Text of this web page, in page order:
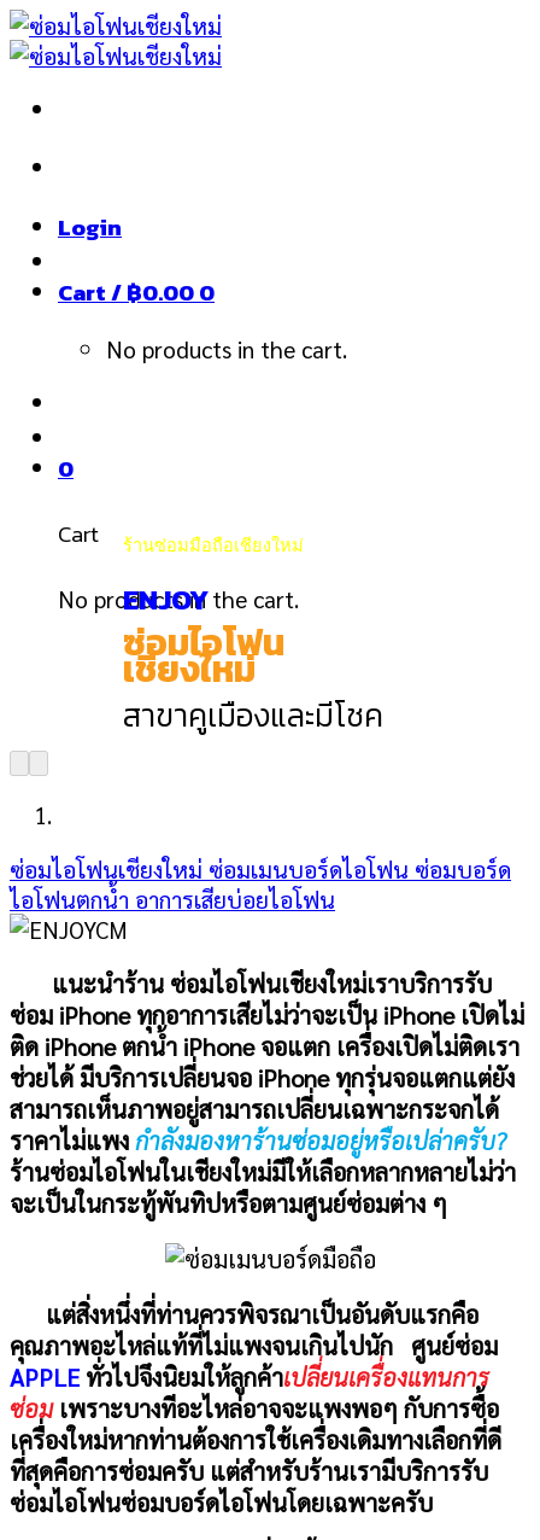
Skip
to
Login
Cart /฿0.000
No products in the cart.
0
Cart
No products in the cart.
ร้านซ่อมมือถือเชียงใหม่
ENJOY
ซ่อมไอโฟน
เชียงใหม่
สาขาคูเมืองและมีโชค
ซ่อมไอโฟนเชียงใหม่ ซ่อมเมนบอร์ดไอโฟน ซ่อมบอร์ด
ไอโฟนตกน้ำ อาการเสียบ่อยไอโฟน
แนะนำร้าน ซ่อมไอโฟนเชียงใหม่เราบริการรับ
ซ่อม iPhoneทุกอาการเสียไม่ว่าจะเป็น iPhone เปิดไม่
ติด iPhoneตกน้ำ iPhoneจอแตก เครื่องเปิดไม่ติดเรา
ช่วยได้ มีบริการเปลี่ยนจอ iPhoneทุกรุ่นจอแตกแต่ยัง
สามารถเห็นภาพอยู่สามารถเปลี่ยนเฉพาะกระจกได้
ราคาไม่แพง กำลังมองหาร้านซ่อมอยู่หรือเปล่าครับ?
ร้านซ่อมไอโฟนในเชียงใหม่มีให้เลือกหลากหลายไม่ว่า
จะเป็นในกระทู้พันทิปหรือตามศูนย์ซ่อมต่าง ๆ
แต่สิ่งหนึ่งที่ท่านควรพิจรณาเป็นอันดับแรกคือ
คุณภาพอะไหล่แท้ที่ไม่แพงจนเกินไปนัก ศูนย์ซ่อม
APPLE ทั่วไปจึงนิยมให้ลูกค้าเปลี่ยนเครื่องแทนการ
ซ่อม เพราะบางทีอะไหล่อาจจะแพงพอๆ กับการซื้อ
เครื่องใหม่หากท่านต้องการใช้เครื่องเดิมทางเลือกที่ดี
ที่สุดคือการซ่อมครับ แต่สำหรับร้านเรามีบริการรับ
ซ่อมไอโฟนซ่อมบอร์ดไอโฟนโดยเฉพาะครับ